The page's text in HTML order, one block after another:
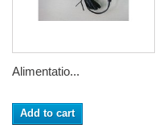
Alimentatio...
Add to cart